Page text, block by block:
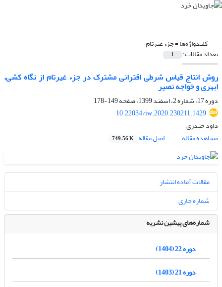
کلیدواژه‌ها =جزء غیرتام
تعداد مقالات: 1
روش انتاج قیاس شرطی اقترانی مشترک در جزء غیرتام از نگاه کشی،
ابهری و خواجه نصیر
دوره 17، شماره 2، اسفند 1399، صفحه
149-178
10.22034/iw.2020.230211.1429
داود حیدری
مشاهده مقاله
اصل مقاله 749.56 K
مقالات آماده انتشار
شماره جاری
شماره‌های پیشین نشریه
دوره 22 (1404)
دوره 21 (1403)